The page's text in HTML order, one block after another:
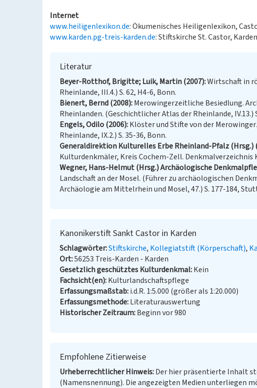
Internet
www.heiligenlexikon.de: Ökumenisches Heiligenlexikon,
www.karden.pg-treis-karden.de: Stiftskirche St. Castor,
Literatur
Beyer-Rotthof, Brigitte; Luik, Martin (2007) Wirtschaft in
Rheinlande, III.4.) S. 62, H4-6, Bonn.
Bienert, Bernd (2008) Merowingerzeitliche Besiedlung.
Rheinlanden. (Geschichtlicher Atlas der Rheinlande, IV.13.)
Engels, Odilo (2006) Klöster und Stifte von der
Rheinlande, IX.2.) S. 35-36, Bonn.
Generaldirektion Kulturelles Erbe Rheinland-Pfalz (Hrsg.)
Kulturdenkmäler, Kreis Cochem-Zell. Denkmalverzeichnis
Wegner, Hans-Helmut (Hrsg.) Archäologische
Landschaft an der Mosel. (Führer zu archäologischen
Archäologie am Mittelrhein und Mosel, 47.) S. 177-184,
Kanonikerstift Sankt Castor in Karden
Schlagwörter Stiftskirche Kollegiatstift (Körperschaft)
Ort 56253 Treis-Karden - Karden
Gesetzlich geschütztes Kulturdenkmal Kein
Fachsicht(en) Kulturlandschaftspflege
Erfassungsmaßstab i.d.R. 1:5.000 (größer als 1:20.000)
Erfassungsmethode Literaturauswertung
Historischer Zeitraum Beginn vor 980
Empfohlene Zitierweise
Urheberrechtlicher Hinweis Der hier präsentierte Inhalt
(Namensnennung). Die angezeigten Medien unterliegen